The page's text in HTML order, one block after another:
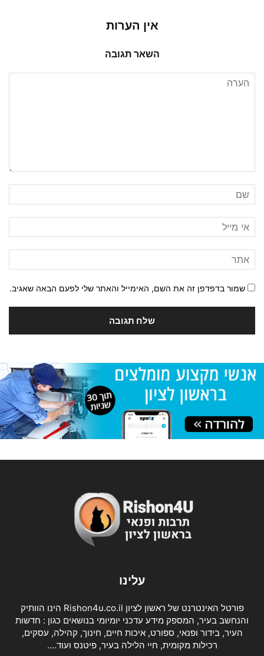
אין הערות
השאר תגובה
שמור בדפדפן זה את השם, האימייל והאתר שלי לפעם הבאה שאגיב.
עלינו
פורטל האינטרנט של ראשון לציון Rishon4u.co.il הינו הוותיק
והנחשב בעיר, המספק מידע עדכני יומיומי בנושאים כגון : חדשות
העיר, בידור ופנאי, ספורט, איכות חיים, חינוך, קהילה, עסקים,
רכילות מקומית, חיי הלילה בעיר, פיטנס ועוד….